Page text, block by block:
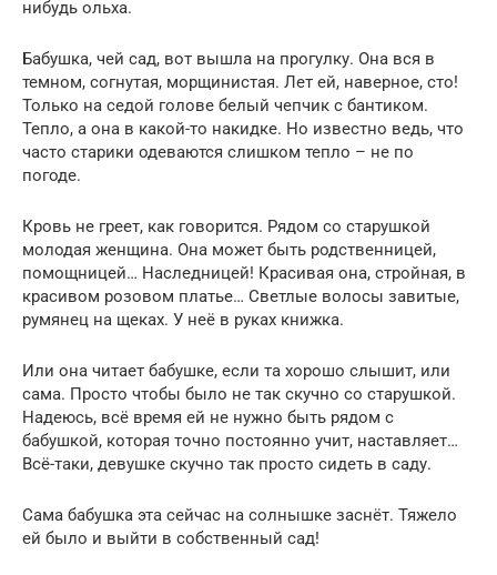
нибудь ольха.
Бабушка, чей сад, вот вышла на прогулку. Она вся в
темном, согнутая, морщинистая. Лет ей, наверное, сто!
Только на седой голове белый чепчик с бантиком.
Тепло, а она в какой-то накидке. Но известно ведь, что
часто старики одеваются слишком тепло – не по
погоде.
Кровь не греет, как говорится. Рядом со старушкой
молодая женщина. Она может быть родственницей,
помощницей… Наследницей! Красивая она, стройная, в
красивом розовом платье… Светлые волосы завитые,
румянец на щеках. У неё в руках книжка.
Или она читает бабушке, если та хорошо слышит, или
сама. Просто чтобы было не так скучно со старушкой.
Надеюсь, всё время ей не нужно быть рядом с
бабушкой, которая точно постоянно учит, наставляет…
Всё-таки, девушке скучно так просто сидеть в саду.
Сама бабушка эта сейчас на солнышке заснёт. Тяжело
ей было и выйти в собственный сад!